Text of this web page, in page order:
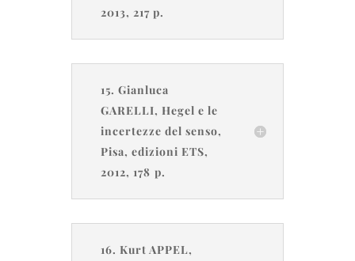
2013, 217 p.
15. Gianluca
GARELLI, Hegel e le
incertezze del senso,
Pisa, edizioni ETS,
2012, 178 p.
16. Kurt APPEL,